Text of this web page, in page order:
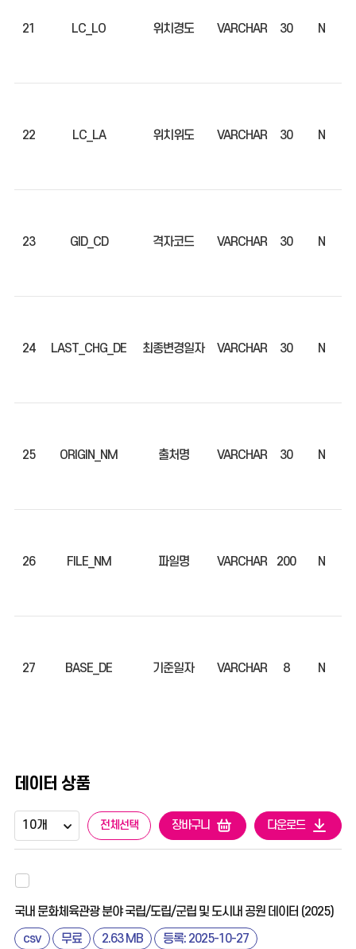
21 LC_LO 위치경도 VARCHAR 30 N
22 LC_LA 위치위도 VARCHAR 30 N
23 GID_CD 격자코드 VARCHAR 30 N
24 LAST_CHG_DE 최종변경일자 VARCHAR 30 N
25 ORIGIN_NM 출처명 VARCHAR 30 N
26 FILE_NM 파일명 VARCHAR 200 N
27 BASE_DE 기준일자 VARCHAR 8 N
데이터 상품
전체선택 장바구니 다운로드
국내 문화체육관광 분야 국립/도립/군립 및 도시내 공원 데이터 (2025)
csv
무료 2.63 MB 등록: 2025-10-27